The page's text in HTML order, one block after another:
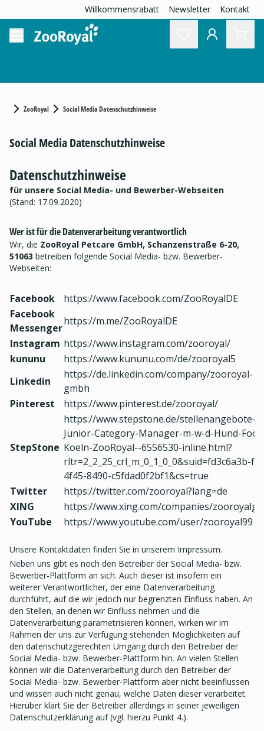
Willkommensrabatt Newsletter Kontakt
ZooRoyal Social Media Datenschutzhinweise
Social Media Datenschutzhinweise
Datenschutzhinweise
für unsere Social Media- und Bewerber-Webseiten
(Stand: 17.09.2020)
Wer ist für die Datenverarbeitung verantwortlich
Wir, die ZooRoyal Petcare GmbH, Schanzenstraße 6-20,
51063 betreiben folgende Social Media- bzw. Bewerber-
Webseiten:
Facebook
https://www.facebook.com/ZooRoyalDE
Facebook
Messenger
https://m.me/ZooRoyalDE
Instagram https://www.instagram.com/zooroyal/
kununu
https://www.kununu.com/de/zooroyal5
Linkedin
https://de.linkedin.com/company/zooroyal-
gmbh
Pinterest
https://www.pinterest.de/zooroyal/
StepStone
https://www.stepstone.de/stellenangebote--
Junior-Category-Manager-m-w-d-Hund-
Koeln-ZooRoyal--6556530-inline.html?
rltr=2_2_25_crl_m_0_1_0_0&suid=fd3c6a3b-
4f45-8490-c5fdad0f2bf1&cs=true
Twitter
https://twitter.com/zooroyal?lang=de
XING
https://www.xing.com/companies/
YouTube
https://www.youtube.com/user/zooroyal99
Unsere Kontaktdaten finden Sie in unserem Impressum.
Neben uns gibt es noch den Betreiber der Social Media- bzw.
Bewerber-Plattform an sich. Auch dieser ist insofern ein
weiterer Verantwortlicher, der eine Datenverarbeitung
durchführt, auf die wir jedoch nur begrenzten Einfluss haben. An
den Stellen, an denen wir Einfluss nehmen und die
Datenverarbeitung parametrisieren können, wirken wir im
Rahmen der uns zur Verfügung stehenden Möglichkeiten auf
den datenschutzgerechten Umgang durch den Betreiber der
Social Media- bzw. Bewerber-Plattform hin. An vielen Stellen
können wir die Datenverarbeitung durch den Betreiber der
Social Media- bzw. Bewerber-Plattform aber nicht beeinflussen
und wissen auch nicht genau, welche Daten dieser verarbeitet.
Hierüber klärt Sie der Betreiber allerdings in seiner jeweiligen
Datenschutzerklärung auf (vgl. hierzu Punkt 4.).